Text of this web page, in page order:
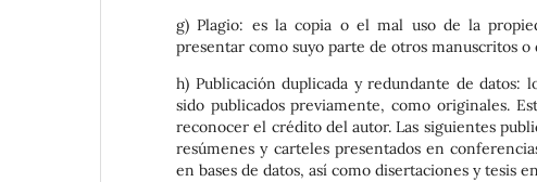
g) Plagio: es la copia o el mal uso de la
presentar como suyo parte de otros manuscritos o
h) Publicación duplicada y redundante de datos:
sido publicados previamente, como originales.
reconocer el crédito del autor. Las siguientes
resúmenes y carteles presentados en
en bases de datos, así como disertaciones y tesis